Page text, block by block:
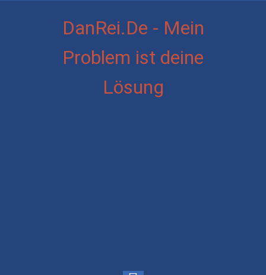
DanRei.De - Mein
Problem ist deine
Lösung